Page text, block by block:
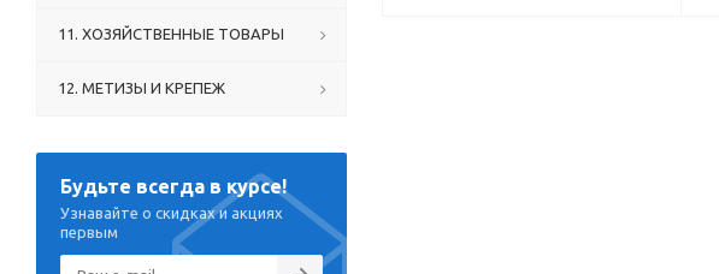
11. ХОЗЯЙСТВЕННЫЕ ТОВАРЫ
12. МЕТИЗЫ И КРЕПЕЖ
Будьте всегда в курсе!
Узнавайте о скидках и акциях
первым